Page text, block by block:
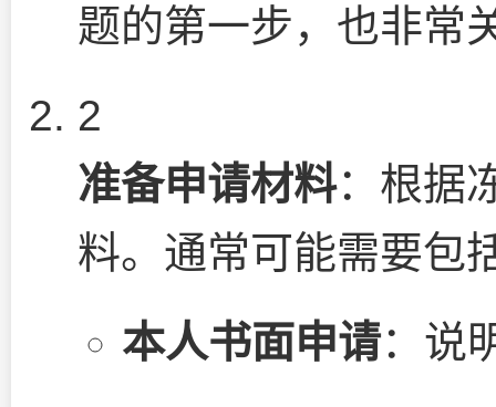
题的第一步，也非常
2
准备申请材料：根据
料。通常可能需要包
本人书面申请：说